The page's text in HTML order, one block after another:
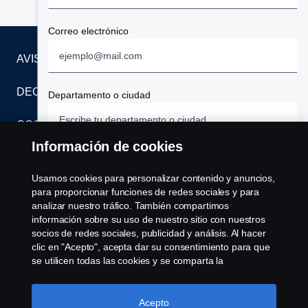
660 hp, como así también para los motores de alta po­
Servicios
Alquiler - Renting
Correo electrónico
Departamento o ciudad
Información adicional
AVISO LEGAL
DECLARACIÓN DE PRIVACIDAD
COOKIES
SISTEMA DE DENUNCIAS
CONFIGURACIÓN DE COOKIES
Información de cookies
Usamos cookies para personalizar contenido y anuncios,
para proporcionar funciones de redes sociales y para
analizar nuestro tráfico. También compartimos
información sobre su uso de nuestro sitio con nuestros
socios de redes sociales, publicidad y análisis. Al hacer
clic en "Acepto", acepta dar su consentimiento para que
se utilicen todas las cookies y se comparta la
haciendo clic en "Configuración de cookies" y
seleccionando las categorías que desea aceptar. Para
Acepto